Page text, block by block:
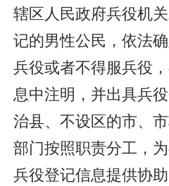
辖区人民政府兵役机
记的男性公民，依法
兵役或者不得服兵役
息中注明，并出具兵
治县、不设区的市、
部门按照职责分工，
兵役登记信息提供协助